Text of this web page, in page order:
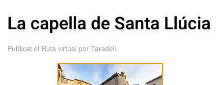
La capella de Santa Llúcia
Publicat el Ruta virtual per Taradell.